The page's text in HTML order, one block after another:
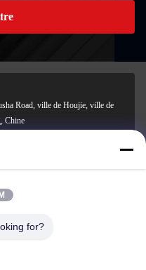
Road, ville de Houjie, ville de
Chine
for?